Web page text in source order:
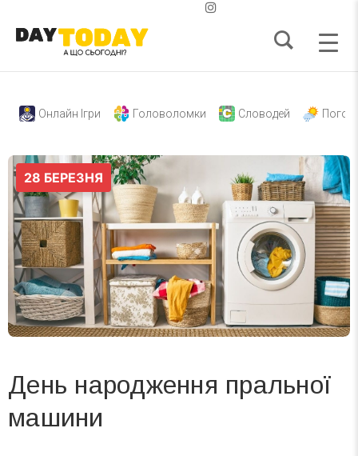
Онлайн Ігри Головоломки Словодей
День народження пральної
машини